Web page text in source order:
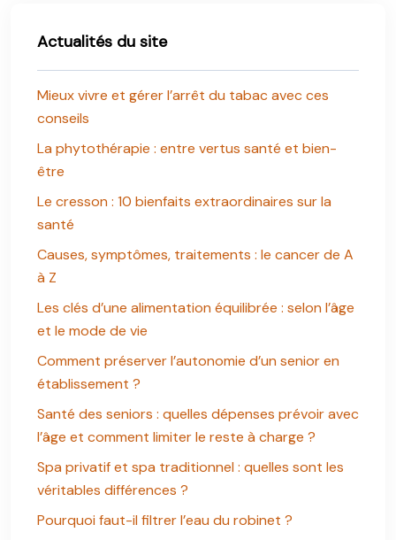
Actualités du site
Mieux vivre et gérer l’arrêt du tabac avec ces
conseils
La phytothérapie : entre vertus santé et bien-
être
Le cresson : 10 bienfaits extraordinaires sur la
santé
Causes, symptômes, traitements : le cancer de A
à Z
Les clés d’une alimentation équilibrée : selon l’âge
et le mode de vie
Comment préserver l’autonomie d’un senior en
établissement ?
Santé des seniors : quelles dépenses prévoir avec
l’âge et comment limiter le reste à charge ?
Spa privatif et spa traditionnel : quelles sont les
véritables différences ?
Pourquoi faut-il filtrer l’eau du robinet ?